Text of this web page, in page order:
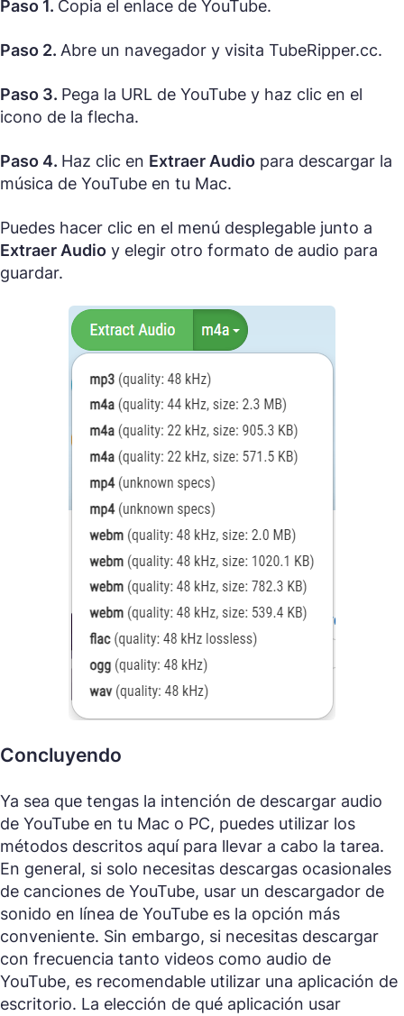
Paso 1. Copia el enlace de YouTube.
Paso 2. Abre un navegador y visita TubeRipper.cc.
Paso 3. Pega la URL de YouTube y haz clic en el
icono de la flecha.
Paso 4. Haz clic en Extraer Audio para descargar la
música de YouTube en tu Mac.
Puedes hacer clic en el menú desplegable junto a
Extraer Audio y elegir otro formato de audio para
guardar.
Concluyendo
Ya sea que tengas la intención de descargar audio
de YouTube en tu Mac o PC, puedes utilizar los
métodos descritos aquí para llevar a cabo la tarea.
En general, si solo necesitas descargas ocasionales
de canciones de YouTube, usar un descargador de
sonido en línea de YouTube es la opción más
conveniente. Sin embargo, si necesitas descargar
con frecuencia tanto videos como audio de
YouTube, es recomendable utilizar una aplicación de
escritorio. La elección de qué aplicación usar